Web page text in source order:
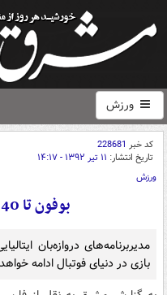
ورزش
کد خبر 228681
تاریخ انتشار: ۱۱ تیر ۱۳۹۲ - ۱۴:۱۷
ورزش
بوفون تا 40 سالگی در فوتبال
بازی در دنیای فوتبال ادامه